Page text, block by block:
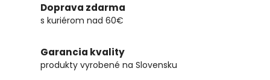
Doprava zdarma
s kuriérom nad 60€
Garancia kvality
produkty vyrobené na Slovensku